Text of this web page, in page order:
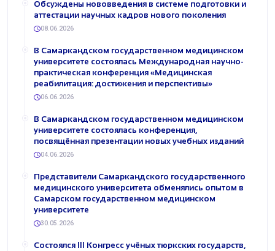
Обсуждены нововведения в системе подготовки и
аттестации научных кадров нового поколения
08.06.2026
В Самаркандском государственном медицинском
университете состоялась Международная научно-
практическая конференция «Медицинская
реабилитация: достижения и перспективы»
06.06.2026
В Самаркандском государственном медицинском
университете состоялась конференция,
посвящённая презентации новых учебных изданий
04.06.2026
Представители Самаркандского государственного
медицинского университета обменялись опытом в
Самарском государственном медицинском
университете
30.05.2026
Состоялся III Конгресс учёных тюркских государств,